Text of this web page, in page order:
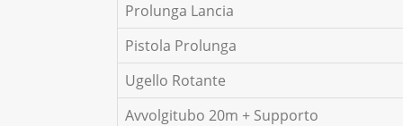
Prolunga Lancia
Pistola Prolunga
Ugello Rotante
Avvolgitubo 20m + Supporto